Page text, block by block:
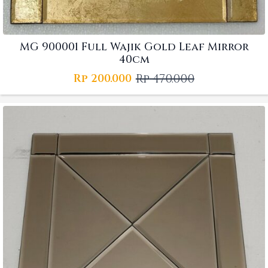
MG 900001 Full Wajik Gold Leaf Mirror
40cm
Rp470.000
Original
price
was:
Rp 200.000 Current
price
is: